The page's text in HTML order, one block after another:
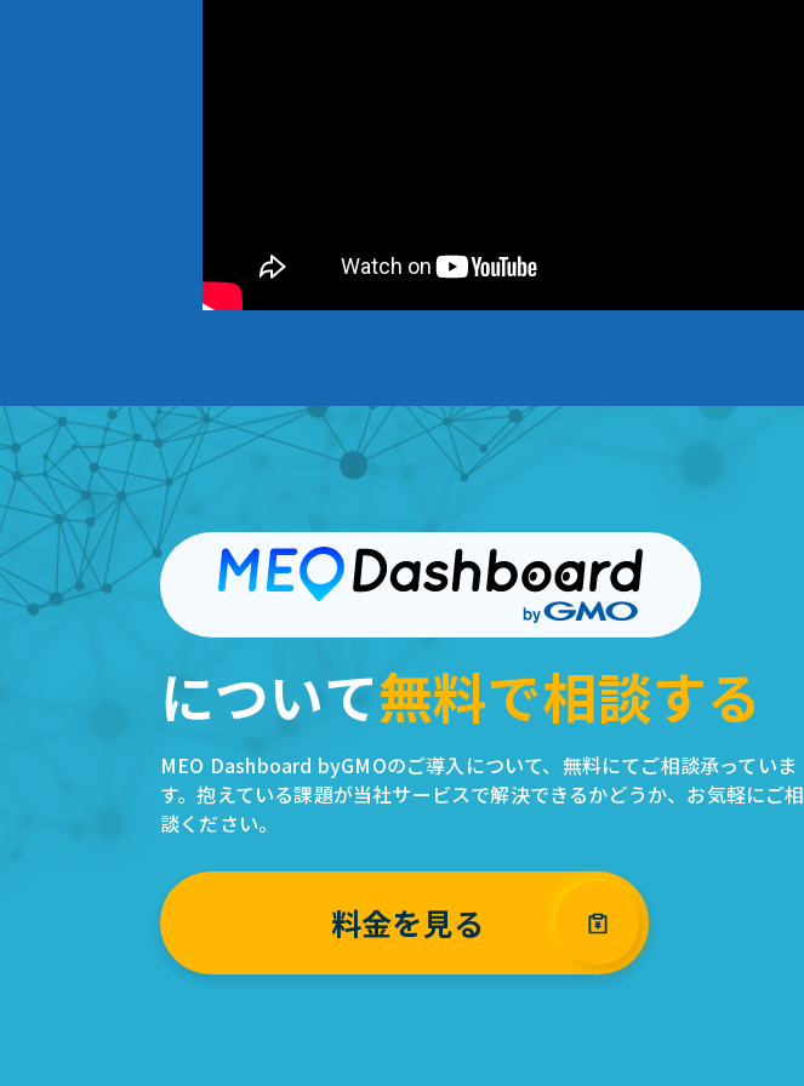
について無料で相談する
MEO Dashboard byGMOのご導入について、無料にてご相談承っていま
す。抱えている課題が当社サービスで解決できるかどうか、お気軽にご相
談ください。
料金を見る